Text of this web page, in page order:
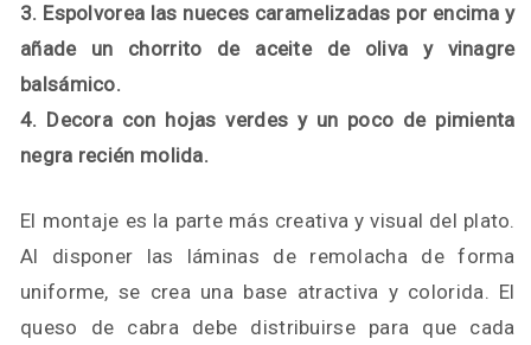
3. Espolvorea las nueces caramelizadas por encima y
añade un chorrito de aceite de oliva y vinagre
balsámico.
4. Decora con hojas verdes y un poco de pimienta
negra recién molida.
El montaje es la parte más creativa y visual del plato.
Al disponer las láminas de remolacha de forma
uniforme, se crea una base atractiva y colorida. El
queso de cabra debe distribuirse para que cada